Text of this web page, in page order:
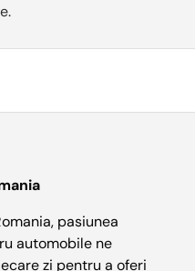
pasiunea
automobile ne
zi pentru a oferi